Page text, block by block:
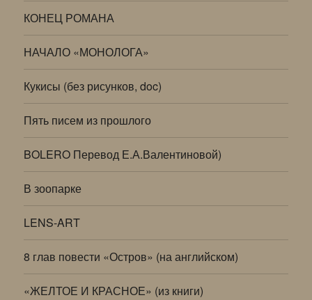
КОНЕЦ РОМАНА
НАЧАЛО «МОНОЛОГА»
Кукисы (без рисунков, doc)
Пять писем из прошлого
BOLERO Перевод Е.А.Валентиновой)
В зоопарке
LENS-ART
8 глав повести «Остров» (на английском)
«ЖЕЛТОЕ И КРАСНОЕ» (из книги)